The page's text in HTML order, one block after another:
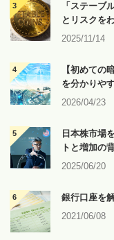
「ステーブ
とリスクを
2025/11/14
【初めての
を分かりや
2026/04/23
日本株市場
トと増加の
2025/06/20
銀行口座を
2021/06/08